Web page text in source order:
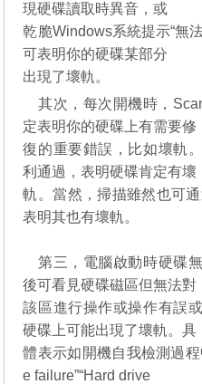
現硬碟讀取時異音，或
乾脆Windows系統提示“無
可表明你的硬碟某部分
出現了壞軌。
其次，每次開機時，
定表明你的硬碟上有需要修
復的重要錯誤，比如壞軌
利通過，表明硬碟肯定有壞
軌。當然，掃描雖然也可通
表明其也有壞軌。
第三，電腦啟動時硬碟
後可看見硬碟磁區但無法對
該區進行操作或操作有誤
硬碟上可能出現了壞軌。具
體表示如開機自我檢測過
e failure”“Hard drive